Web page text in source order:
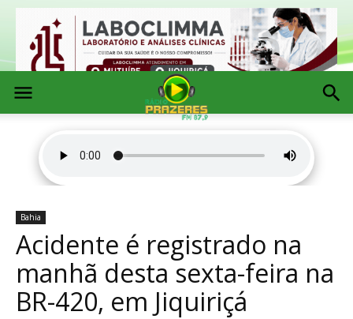
Bahia
Acidente é registrado na
manhã desta sexta-feira na
BR-420, em Jiquiriçá